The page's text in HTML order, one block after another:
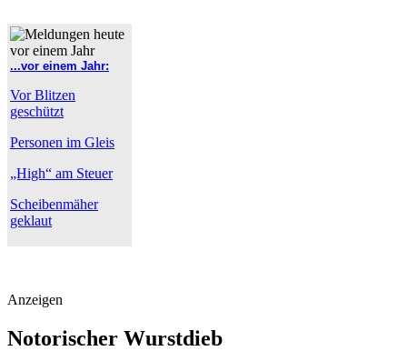
...vor einem Jahr:
Vor Blitzen
geschützt
Personen im Gleis
„High“ am Steuer
Scheibenmäher
geklaut
Anzeigen
Notorischer Wurstdieb